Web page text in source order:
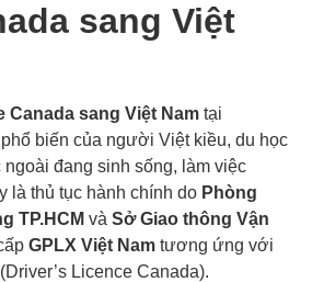
sang Việt
Canada sang Việt Nam tại
biến của người Việt kiều, du học
đang sinh sống, làm việc
là thủ tục hành chính do Phòng
TP.HCM và Sở Giao thông Vận
GPLX Việt Nam tương ứng với
Licence Canada).